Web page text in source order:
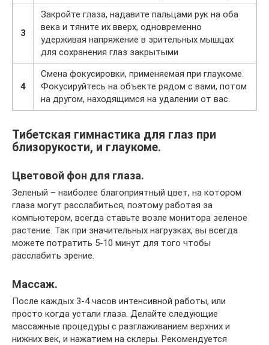
3
Закройте глаза, надавите пальцами рук на оба
века и тяните их вверх, одновременно
удерживая напряжение в зрительных мышцах
для сохранения глаз закрытыми
4
Смена фокусировки, применяемая при глаукоме.
Фокусируйтесь на объекте рядом с вами, потом
на другом, находящимся на удалении от вас.
Тибетская гимнастика для глаз при
близорукости, и глаукоме.
Цветовой фон для глаза.
Зеленый – наиболее благоприятный цвет, на котором
глаза могут расслабиться, поэтому работая за
компьютером, всегда ставьте возле монитора зеленое
растение. Так при значительных нагрузках, вы всегда
можете потратить 5-10 минут для того чтобы
расслабить зрение.
Массаж.
После каждых 3-4 часов интенсивной работы, или
просто когда устали глаза. Делайте следующие
массажные процедуры с разглаживанием верхних и
нижних век, и нажатием на склеры. Рекомендуется